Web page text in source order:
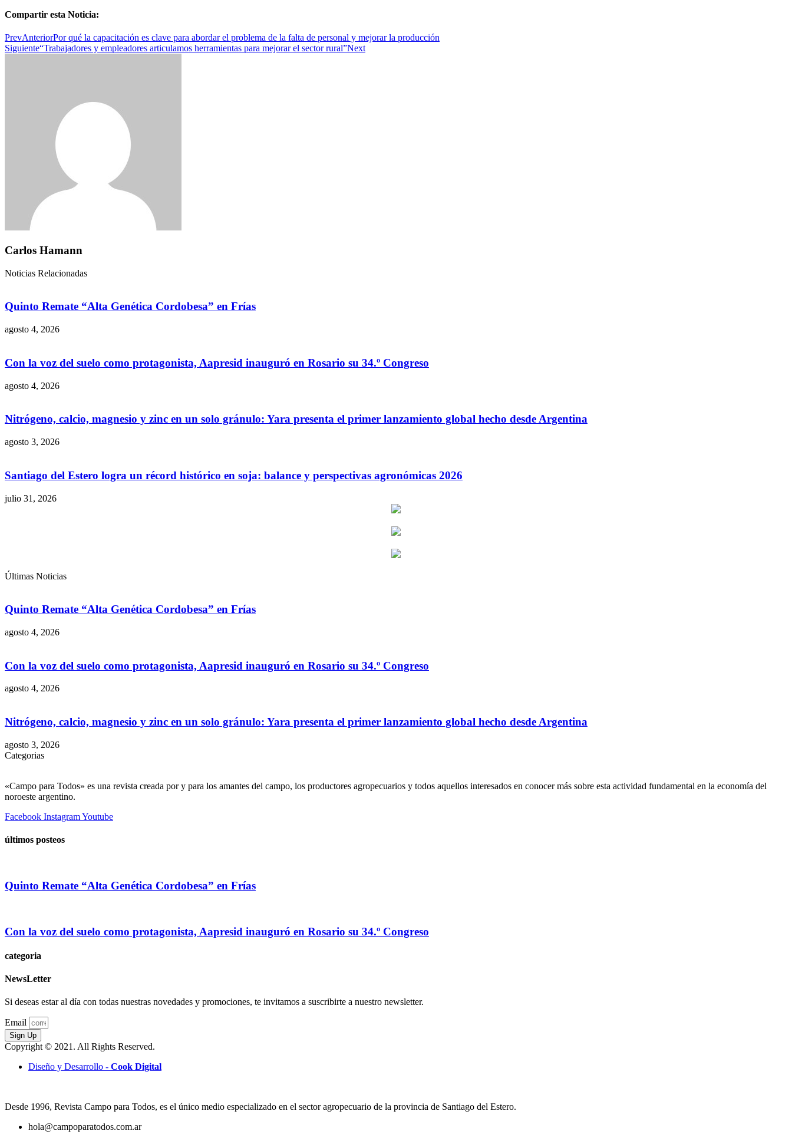
Compartir esta Noticia:
PrevAnteriorPor qué la capacitación es clave para abordar el problema de la falta de personal y mejorar la producción
Siguiente“Trabajadores y empleadores articulamos herramientas para mejorar el sector rural”Next
Carlos Hamann
Noticias Relacionadas
Quinto Remate “Alta Genética Cordobesa” en Frías
agosto 4, 2026
Con la voz del suelo como protagonista, Aapresid inauguró en Rosario su 34.º Congreso
agosto 4, 2026
Nitrógeno, calcio, magnesio y zinc en un solo gránulo: Yara presenta el primer lanzamiento global hecho desde Argentina
agosto 3, 2026
Santiago del Estero logra un récord histórico en soja: balance y perspectivas agronómicas 2026
julio 31, 2026
Últimas Noticias
Quinto Remate “Alta Genética Cordobesa” en Frías
agosto 4, 2026
Con la voz del suelo como protagonista, Aapresid inauguró en Rosario su 34.º Congreso
agosto 4, 2026
Nitrógeno, calcio, magnesio y zinc en un solo gránulo: Yara presenta el primer lanzamiento global hecho desde Argentina
agosto 3, 2026
Categorias
«Campo para Todos» es una revista creada por y para los amantes del campo, los productores agropecuarios y todos aquellos interesados en conocer más sobre esta actividad fundamental en la economía del
noroeste argentino.
Facebook InstagramYoutube
últimos posteos
Quinto Remate “Alta Genética Cordobesa” en Frías
Con la voz del suelo como protagonista, Aapresid inauguró en Rosario su 34.º Congreso
categoria
NewsLetter
Si deseas estar al día con todas nuestras novedades y promociones, te invitamos a suscribirte a nuestro newsletter.
Email
Sign Up
Copyright © 2021. All Rights Reserved.
Diseño y Desarrollo - Cook Digital
Desde 1996, Revista Campo para Todos, es el único medio especializado en el sector agropecuario de la provincia de Santiago del Estero.
hola@campoparatodos.com.ar